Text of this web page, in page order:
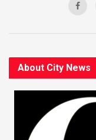
About City News